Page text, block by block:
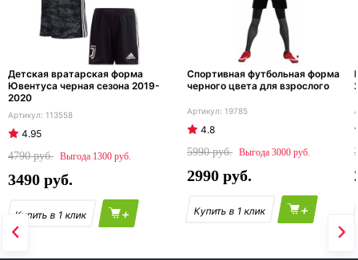
Детская вратарская форма
Ювентуса черная сезона 2019-
2020
113558
4.95
4790
1300
3490
+
Спортивная футбольная форма
черного цвета для взрослого
19785
4.8
5990
3000
2990
+